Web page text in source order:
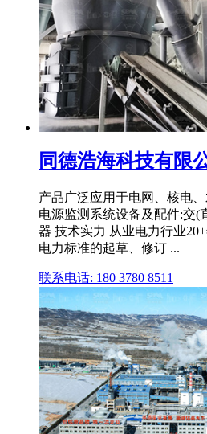
同德浩海科技有限
产品广泛应用于电网、核电
电源监测系统设备及配件:交(
器 技术实力 从业电力行业
电力标准的起草、修订 ...
联系电话: 180 3780 8511